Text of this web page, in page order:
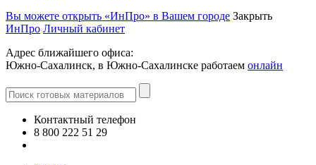
Вы можете открыть «ИнПро» в Вашем городе Закрыть
ИнПро Личный кабинет
Адрес ближайшего офиса:
Южно-Сахалинск, в Южно-Сахалинске работаем онлайн
Контактный телефон
8 800 222 51 29